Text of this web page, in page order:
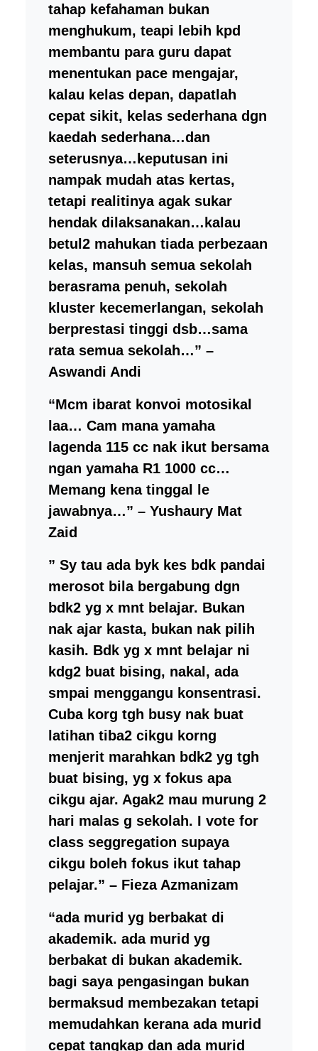
tahap kefahaman bukan
menghukum, teapi lebih kpd
membantu para guru dapat
menentukan pace mengajar,
kalau kelas depan, dapatlah
cepat sikit, kelas sederhana dgn
kaedah sederhana…dan
seterusnya…keputusan ini
nampak mudah atas kertas,
tetapi realitinya agak sukar
hendak dilaksanakan…kalau
betul2 mahukan tiada perbezaan
kelas, mansuh semua sekolah
berasrama penuh, sekolah
kluster kecemerlangan, sekolah
berprestasi tinggi dsb…sama
rata semua sekolah…” –
Aswandi Andi
“Mcm ibarat konvoi motosikal
laa… Cam mana yamaha
lagenda 115 cc nak ikut bersama
ngan yamaha R1 1000 cc…
Memang kena tinggal le
jawabnya…” – Yushaury Mat
Zaid
” Sy tau ada byk kes bdk pandai
merosot bila bergabung dgn
bdk2 yg x mnt belajar. Bukan
nak ajar kasta, bukan nak pilih
kasih. Bdk yg x mnt belajar ni
kdg2 buat bising, nakal, ada
smpai menggangu konsentrasi.
Cuba korg tgh busy nak buat
latihan tiba2 cikgu korng
menjerit marahkan bdk2 yg tgh
buat bising, yg x fokus apa
cikgu ajar. Agak2 mau murung 2
hari malas g sekolah. I vote for
class seggregation supaya
cikgu boleh fokus ikut tahap
pelajar.” – Fieza Azmanizam
“ada murid yg berbakat di
akademik. ada murid yg
berbakat di bukan akademik.
bagi saya pengasingan bukan
bermaksud membezakan tetapi
memudahkan kerana ada murid
cepat tangkap dan ada murid